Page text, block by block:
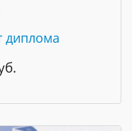
диплома